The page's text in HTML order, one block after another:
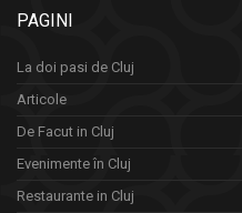
PAGINI
La doi pasi de Cluj
Articole
De Facut in Cluj
Evenimente în Cluj
Restaurante in Cluj